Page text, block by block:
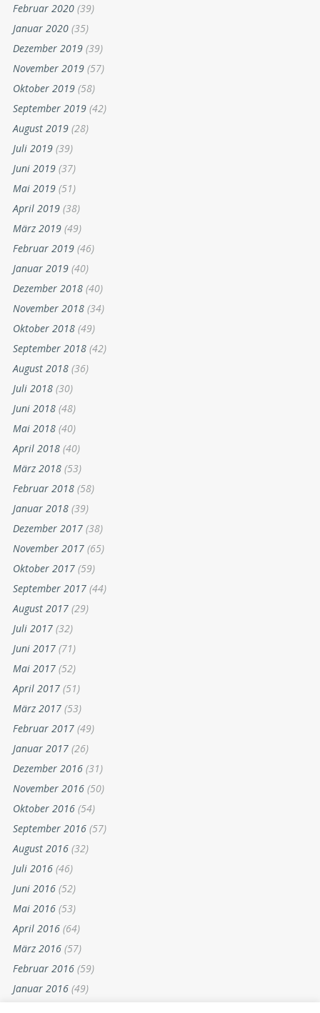
Februar 2020 (39)
Januar 2020 (35)
Dezember 2019 (39)
November 2019 (57)
Oktober 2019 (58)
September 2019 (42)
August 2019 (28)
Juli 2019 (39)
Juni 2019 (37)
Mai 2019 (51)
April 2019 (38)
März 2019 (49)
Februar 2019 (46)
Januar 2019 (40)
Dezember 2018 (40)
November 2018 (34)
Oktober 2018 (49)
September 2018 (42)
August 2018 (36)
Juli 2018 (30)
Juni 2018 (48)
Mai 2018 (40)
April 2018 (40)
März 2018 (53)
Februar 2018 (58)
Januar 2018 (39)
Dezember 2017 (38)
November 2017 (65)
Oktober 2017 (59)
September 2017 (44)
August 2017 (29)
Juli 2017 (32)
Juni 2017 (71)
Mai 2017 (52)
April 2017 (51)
März 2017 (53)
Februar 2017 (49)
Januar 2017 (26)
Dezember 2016 (31)
November 2016 (50)
Oktober 2016 (54)
September 2016 (57)
August 2016 (32)
Juli 2016 (46)
Juni 2016 (52)
Mai 2016 (53)
April 2016 (64)
März 2016 (57)
Februar 2016 (59)
Januar 2016 (49)